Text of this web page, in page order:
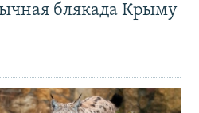
блякада Крыму